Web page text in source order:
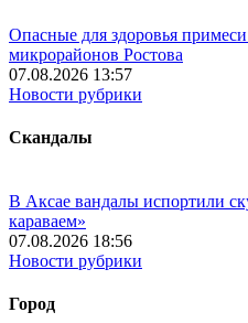
Опасные для здоровья
микрорайонов Ростова
07.08.2026 13:57
Новости рубрики
Скандалы
В Аксае вандалы испортили
караваем»
07.08.2026 18:56
Новости рубрики
Город